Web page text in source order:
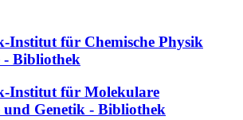
Institut für Chemische Physik
- Bibliothek
Institut für Molekulare
und Genetik - Bibliothek